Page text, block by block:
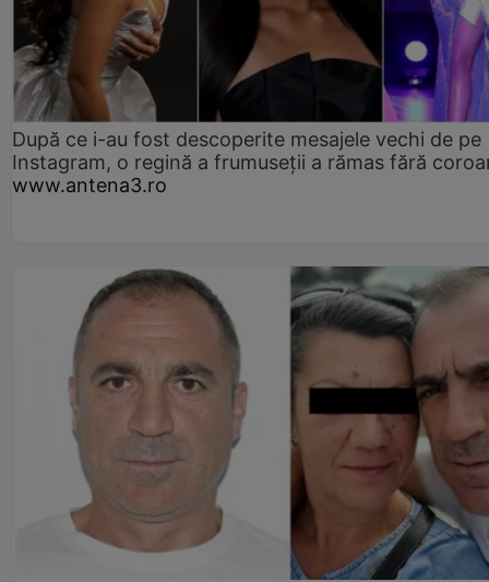
După ce i-au fost descoperite mesajele vechi de pe
Instagram, o regină a frumuseții a rămas fără
www.antena3.ro